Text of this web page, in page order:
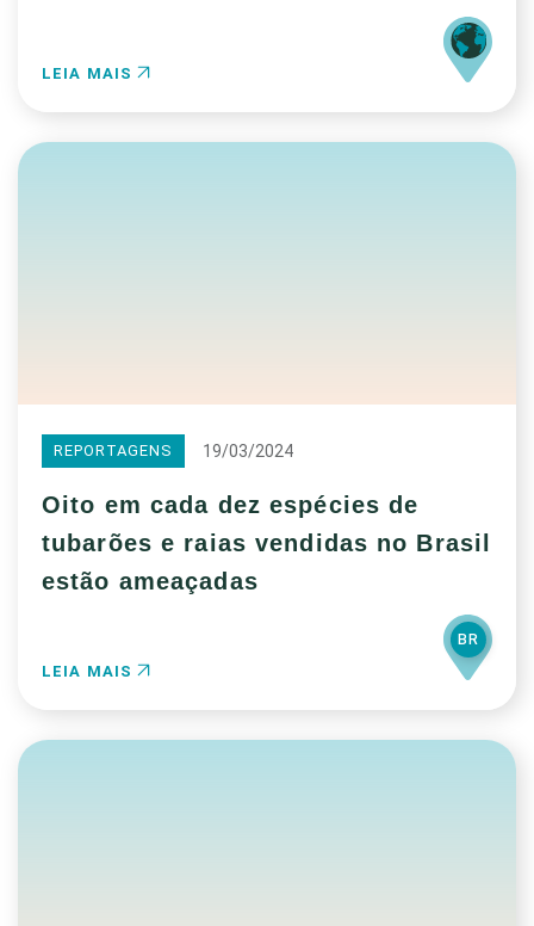
LEIA MAIS
REPORTAGENS 19/03/2024
Oito em cada dez espécies de
tubarões e raias vendidas no Brasil
estão ameaçadas
LEIA MAIS
BR